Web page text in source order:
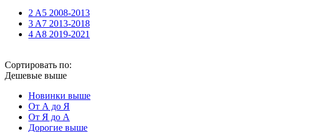
2 A5 2008-2013
3 A7 2013-2018
4 A8 2019-2021
Сортировать по:
Дешевые выше
Новинки выше
От А до Я
От Я до А
Дорогие выше